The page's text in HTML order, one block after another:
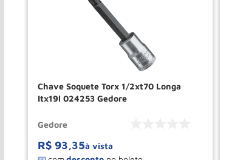
Chave Soquete Torx 1/2xt70 Longa
Itx19l 024253 Gedore
Gedore
R$ 93,35à vista